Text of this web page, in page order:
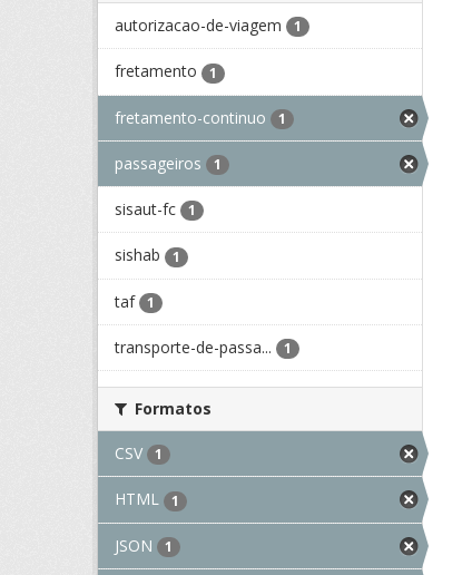
autorizacao-de-viagem 1
fretamento 1
fretamento-continuo 1
passageiros 1
sisaut-fc 1
sishab 1
taf 1
transporte-de-passa... 1
Formatos
CSV 1
HTML 1
JSON 1